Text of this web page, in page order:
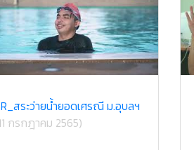
สระว่ายน้ำยอดเศรณี ม.อุบลฯ
กรกฎาคม 2565)